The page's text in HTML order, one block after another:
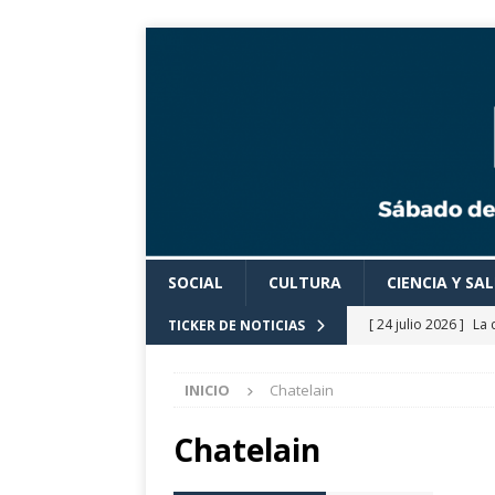
SOCIAL CULTURA CIENCIA Y
TICKER DE NOTICIAS [ 24 julio 2026 ] La
INICIO Chatelain
Chatelain